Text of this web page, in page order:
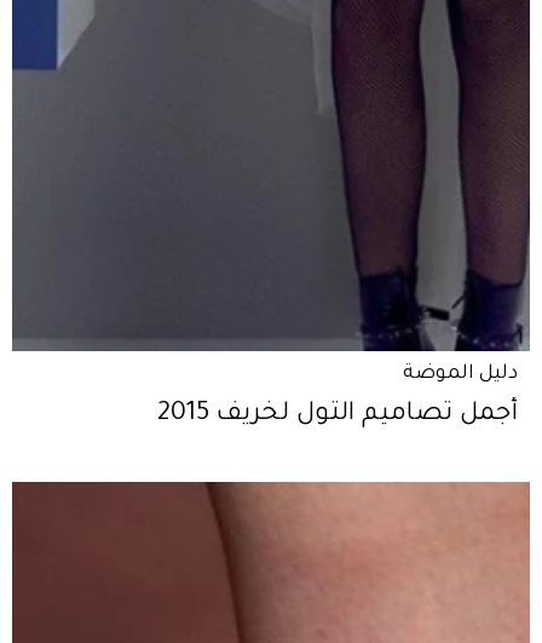
دليل الموضة
أجمل تصاميم التول لخريف 2015